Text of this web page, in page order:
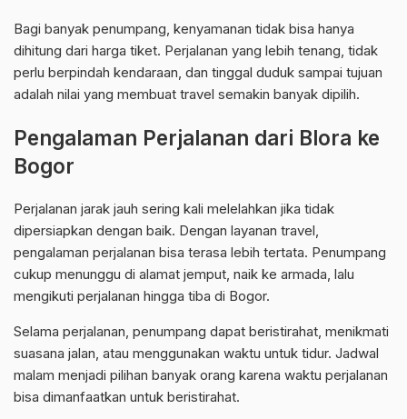
Bagi banyak penumpang, kenyamanan tidak bisa hanya
dihitung dari harga tiket. Perjalanan yang lebih tenang, tidak
perlu berpindah kendaraan, dan tinggal duduk sampai tujuan
adalah nilai yang membuat travel semakin banyak dipilih.
Pengalaman Perjalanan dari Blora ke
Bogor
Perjalanan jarak jauh sering kali melelahkan jika tidak
dipersiapkan dengan baik. Dengan layanan travel,
pengalaman perjalanan bisa terasa lebih tertata. Penumpang
cukup menunggu di alamat jemput, naik ke armada, lalu
mengikuti perjalanan hingga tiba di Bogor.
Selama perjalanan, penumpang dapat beristirahat, menikmati
suasana jalan, atau menggunakan waktu untuk tidur. Jadwal
malam menjadi pilihan banyak orang karena waktu perjalanan
bisa dimanfaatkan untuk beristirahat.